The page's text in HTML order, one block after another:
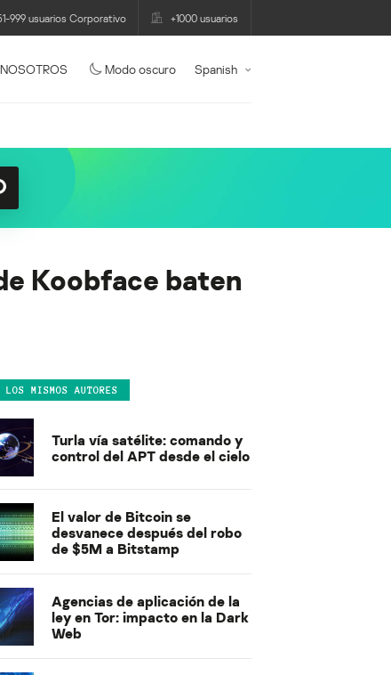
999 usuarios Corporativo +1000 usuarios
Modo oscuro Spanish
Koobface baten
LOS MISMOS AUTORES
Turla vía satélite: comando y
control del APT desde el cielo
El valor de Bitcoin se
desvanece después del robo
de $5M a Bitstamp
Agencias de aplicación de la
ley en Tor: impacto en la Dark
Web